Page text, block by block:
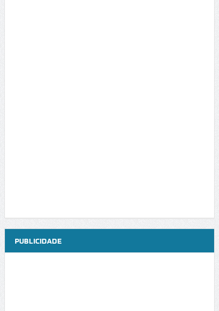
PUBLICIDADE